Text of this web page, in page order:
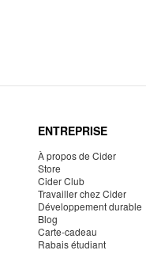
ENTREPRISE
À propos de Cider
Store
Cider Club
Travailler chez Cider
Développement durable
Blog
Carte-cadeau
Rabais étudiant